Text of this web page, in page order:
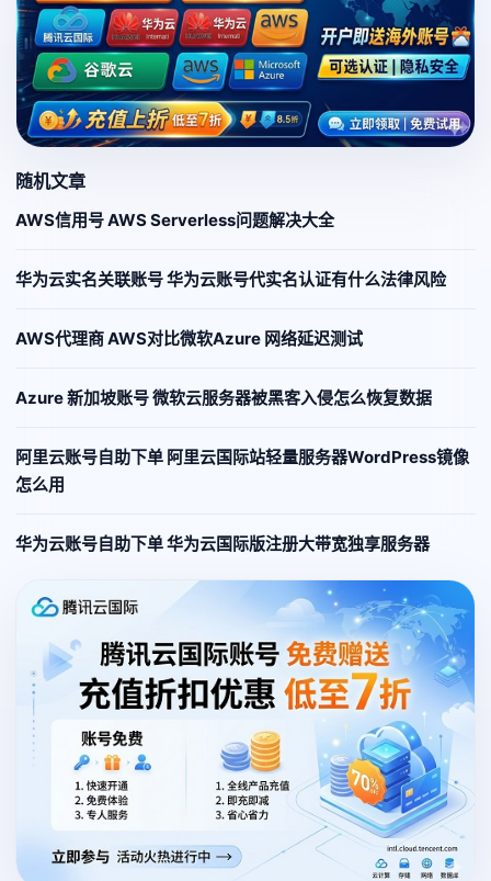
随机文章
AWS信用号 AWS Serverless问题解决大全
华为云实名关联账号 华为云账号代实名认证有什么法律风险
AWS代理商 AWS对比微软Azure 网络延迟测试
Azure 新加坡账号 微软云服务器被黑客入侵怎么恢复数据
阿里云账号自助下单 阿里云国际站轻量服务器WordPress镜像
怎么用
华为云账号自助下单 华为云国际版注册大带宽独享服务器